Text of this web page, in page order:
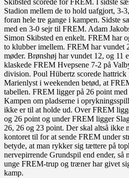
Skibsted scorede for FREM. I sidste
Stadion mellem de to hold uafgjort, 3-
foran hele tre gange i kampen. Sidste
med en 3-0 sejr til FREM. Adam
Simon Skibsted en enkelt. FREM har
to klubber imellem. FREM har vundet
møder. Brønshøj har vundet 12, og 11
klaskede FREM Hvepsene 7-2 på
division. Poul Hübertz scorede hattrick
Marienlyst i weekenden betød, at
tabellen. FREM ligger på 26 point med
Kampen om pladserne i
ikke er til at holde ud. Over FREM
og 26 point og under FREM ligger
26, 26 og 23 point. Der skal altså ikke
kontoret til for at sende FREM under
betyde, at man rykker sig tættere på
nervepirrende Grundspil end ender, så
unge FREM-trup og træner har givet
kamp.